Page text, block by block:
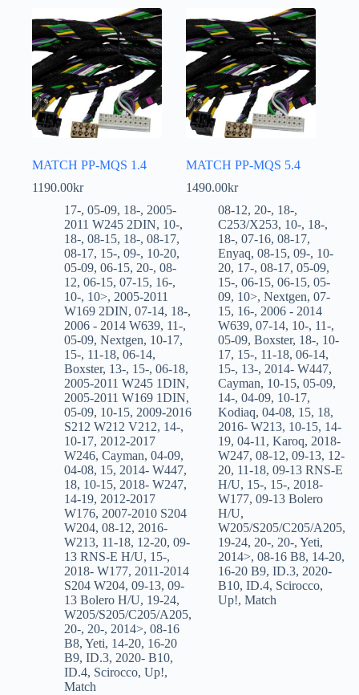
MATCH PP-MQS 1.4
1190.00kr
17-, 05-09, 18-, 2005-
2011 W245 2DIN, 10-,
18-, 08-15, 18-, 08-17,
08-17, 15-, 09-, 10-20,
05-09, 06-15, 20-, 08-
12, 06-15, 07-15, 16-,
10-, 10>, 2005-2011
W169 2DIN, 07-14, 18-,
2006 - 2014 W639, 11-,
05-09, Nextgen, 10-17,
15-, 11-18, 06-14,
Boxster, 13-, 15-, 06-18,
2005-2011 W245 1DIN,
2005-2011 W169 1DIN,
05-09, 10-15, 2009-2016
S212 W212 V212, 14-,
10-17, 2012-2017
W246, Cayman, 04-09,
04-08, 15, 2014- W447,
18, 10-15, 2018- W247,
14-19, 2012-2017
W176, 2007-2010 S204
W204, 08-12, 2016-
W213, 11-18, 12-20, 09-
13 RNS-E H/U, 15-,
2018- W177, 2011-2014
S204 W204, 09-13, 09-
13 Bolero H/U, 19-24,
W205/S205/C205/A205,
20-, 20-, 2014>, 08-16
B8, Yeti, 14-20, 16-20
B9, ID.3, 2020- B10,
ID.4, Scirocco, Up!,
Match
MATCH PP-MQS 5.4
1490.00kr
08-12, 20-, 18-,
C253/X253, 10-, 18-,
18-,07-16,08-17,
Enyaq,08-15,09-, 10-
20, 17-,08-17,05-09,
15-,06-15,06-15,05-
09, 10>,Nextgen,07-
15, 16-, 2006 - 2014
W639,07-14, 10-, 11-,
05-09,Boxster, 18-, 10-
17, 15-, 11-18,06-14,
15-, 13-, 2014- W447,
Cayman, 10-15,05-09,
14-,04-09, 10-17,
Kodiaq,04-08, 15, 18,
2016- W213, 10-15, 14-
19,04-11 ,Karoq, 2018-
W247,08-12,09-13, 12-
20, 11-18,09-13 RNS-E
H/U, 15-, 15-, 2018-
W177,09-13 Bolero
H/U,
W205/S205/C205/A205,
19-24, 20-, 20-,Yeti,
2014>,08-16 B8, 14-20,
16-20 B9,ID.3, 2020-
B10,ID.4, Scirocco,
Up!,Match